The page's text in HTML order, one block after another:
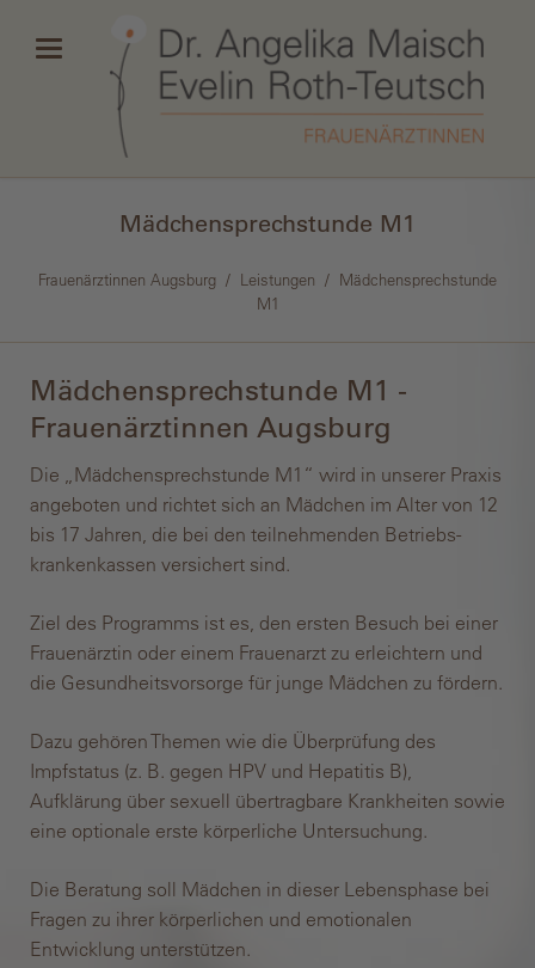
Mädchen­sprechstunde M1
Frauenärztinnen Augsburg Leistungen
Mädchen­sprechstunde
M1
Mädchen­sprechstunde M1 -
Frauenärztinnen Augsburg
Die „Mädchensprechstunde M1“ wird in unserer Praxis
angeboten und richtet sich an Mädchen im Alter von 12
bis 17 Jahren, die bei den teilnehmenden Betriebs­
kranken­kassen versichert sind.
Ziel des Programms ist es, den ersten Besuch bei einer
Frauenärztin oder einem Frauenarzt zu erleichtern und
die Gesundheitsvorsorge für junge Mädchen zu fördern.
Dazu gehören Themen wie die Überprüfung des
Impfstatus (z. B. gegen HPV und Hepatitis B),
Aufklärung über sexuell übertragbare Krankheiten sowie
eine optionale erste körperliche Untersuchung.
Die Beratung soll Mädchen in dieser Lebensphase bei
Fragen zu ihrer körperlichen und emotionalen
Entwicklung unterstützen.